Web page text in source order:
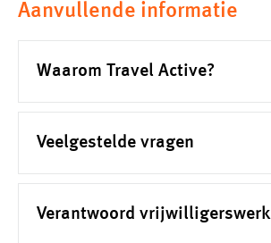
Aanvullende informatie
Waarom Travel Active?
Veelgestelde vragen
Verantwoord vrijwilligerswerk